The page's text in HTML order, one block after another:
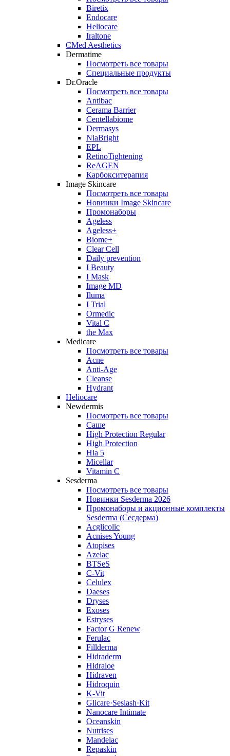
Biretix
Endocare
Heliocare
Iraltone
CMed Aesthetics
Dermatime
Посмотреть все товары
Специальные продукты
Dr.Oracle
Посмотреть все товары
Antibac
Cerama Barrier
Centellabiome
Dermasys
NiaBright
EPL
RetinoTightening
ReAGEN
Карбокситерапия
Image Skincare
Посмотреть все товары
Новинки Image Skincare
Промонаборы
Ageless
Ageless+
Biome+
Clear Cell
Daily prevention
I Beauty
I Mask
Image MD
Iluma
I Trial
Ormedic
Vital C
the Max
Medicare
Посмотреть все товары
Acne
Anti‑Age
Cleanse
Hydrant
Heliocare
Newdermis
Посмотреть все товары
Саше
High Protection Regular
High Protection
Hia 5
Micellar
Vitamin C
Sesderma
Посмотреть все товары
Новинки Sesderma 2026
Промонаборы и акционные комплекты
Sesderma (Сесдерма)
Acglicolic
Acnises Young
Atopises
Azelac
BTSeS
C‑Vit
Celulex
Daeses
Dryses
Exoses
Estryses
Factor G Renew
Ferulac
Fillderma
Hidraderm
Hidraloe
Hidraven
Hidroquin
K-Vit
Glicare·Seslash·Kit
Nanocare Intimate
Oceanskin
Nutrises
Mandelac
Repaskin